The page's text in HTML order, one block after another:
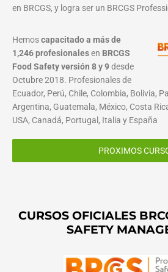
en BRCGS, y logra ser un BRCGS
Hemoscapacitado a más de
1,246 profesionalesen BRCGS
Food Safety versión 8 y 9desde
Octubre 2018. Profesionales de
Ecuador, Perú, Chile, Colombia, Bolivia,
Argentina, Guatemala, México, Costa
USA, Canadá, Portugal, Italia y España
PROXIMOS
CURSOS OFICIALES
SAFETY